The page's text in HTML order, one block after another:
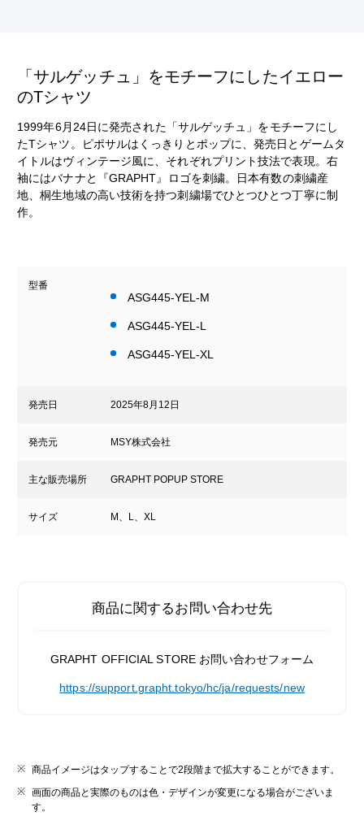
「サルゲッチュ」をモチーフにしたイエロー
のTシャツ
1999年6月24日に発売された「サルゲッチュ」をモチーフにし
たTシャツ。ピポサルはくっきりとポップに、発売日とゲームタ
イトルはヴィンテージ風に、それぞれプリント技法で表現。右
袖にはバナナと『GRAPHT』ロゴを刺繍。日本有数の刺繍産
地、桐生地域の高い技術を持つ刺繍場でひとつひとつ丁寧に制
作。
型番
ASG445-YEL-M
ASG445-YEL-L
ASG445-YEL-XL
発売日 2025年8月12日
発売元 MSY株式会社
主な販売場所 GRAPHT POPUP STORE
サイズ M、L、XL
商品に関するお問い合わせ先
GRAPHT OFFICIAL STORE お問い合わせフォーム
https://support.grapht.tokyo/hc/ja/requests/new
商品イメージはタップすることで2段階まで拡大することができます。
画面の商品と実際のものは色・デザインが変更になる場合がございま
す。